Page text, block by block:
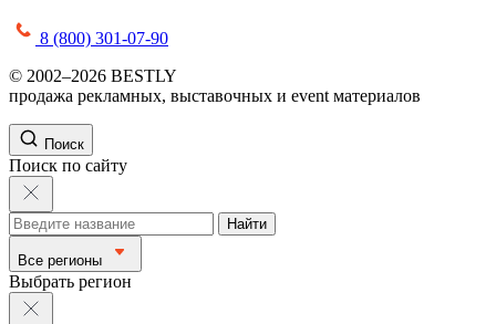
8 (800) 301-07-90
© 2002–2026 BESTLY
продажа рекламных, выставочных и event материалов
Поиск
Поиск по сайту
Найти
Все регионы
Выбрать регион